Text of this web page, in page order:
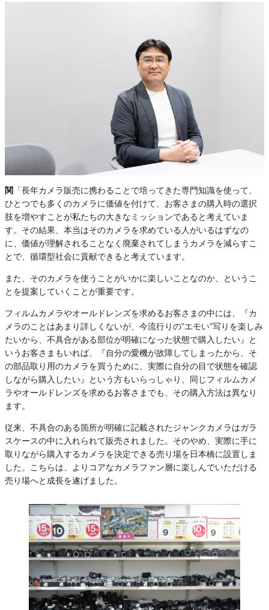
関 「長年カメラ販売に携わることで培ってきた専門知識を使って、
ひとつでも多くのカメラに価値を付けて、お客さまの購入時の選択
肢を増やすことが私たちの大きなミッションであると考えていま
す。その結果、本当はそのカメラを求めている人がいるはずなの
に、価値が理解されることなく廃棄されてしまうカメラを減らすこ
とで、循環型社会に貢献できると考えています。
また、そのカメラを使うことがいかに楽しいことなのか、というこ
とを提案していくことが重要です。
フィルムカメラやオールドレンズを求めるお客さまの中には、『カ
メラのことはあまり詳しくないが、今流行りの”エモい”写りを楽しみ
たいから、不具合がある部位が明確になった状態で購入したい』と
いうお客さまもいれば、『自分の愛機が故障してしまったから、そ
の部品取り用のカメラを買うために、実際に自分の目で状態を確認
しながら購入したい』という方もいらっしゃり、同じフィルムカメ
ラやオールドレンズを求めるお客さまでも、その購入方法は異なり
ます。
従来、不具合のある箇所が明確に記載されたジャンクカメラはガラ
スケースの中に入れられて販売されました。そのやめ、実際に手に
取りながら購入するカメラを決定できる売り場を日本橋に設置しま
した。こちらは、よりコアなカメラファン層に楽しんでいただける
売り場へと成長を遂げました。